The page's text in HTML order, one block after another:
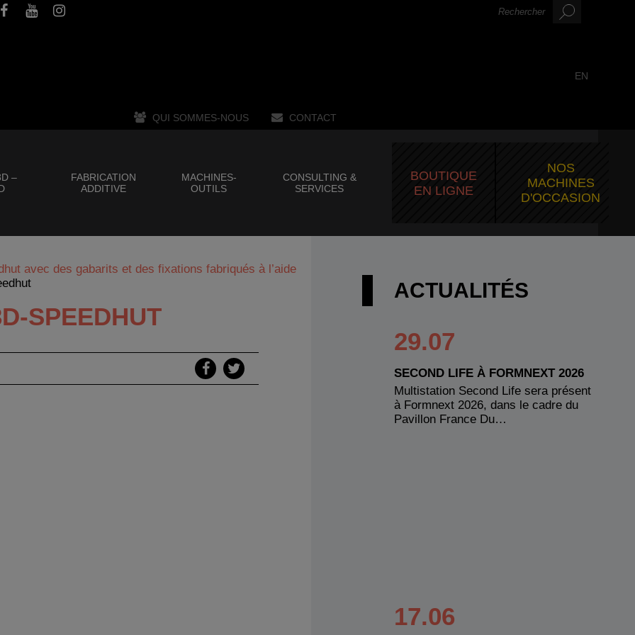
QUI SOMMES-NOUS CONTACT
EN
–
FABRICATION
ADDITIVE
MACHINES-
OUTILS
CONSULTING &
SERVICES
BOUTIQUE
EN LIGNE
NOS
MACHINES
D'OCCASION
avec des gabarits et des fixations fabriqués à l’aide
SPEEDHUT
ACTUALITÉS
29.07
SECOND LIFE À FORMNEXT 2026
Multistation Second Life sera présent
à Formnext 2026, dans le cadre du
Pavillon France Du…
17.06